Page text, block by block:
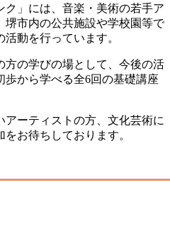
ク」には、音楽・美術の若手ア
堺市内の公共施設や学校園等で
動を行っています。
方の学びの場として、今後の活
から学べる全6回の基礎講座
アーティストの方、文化芸術に
お待ちしております。